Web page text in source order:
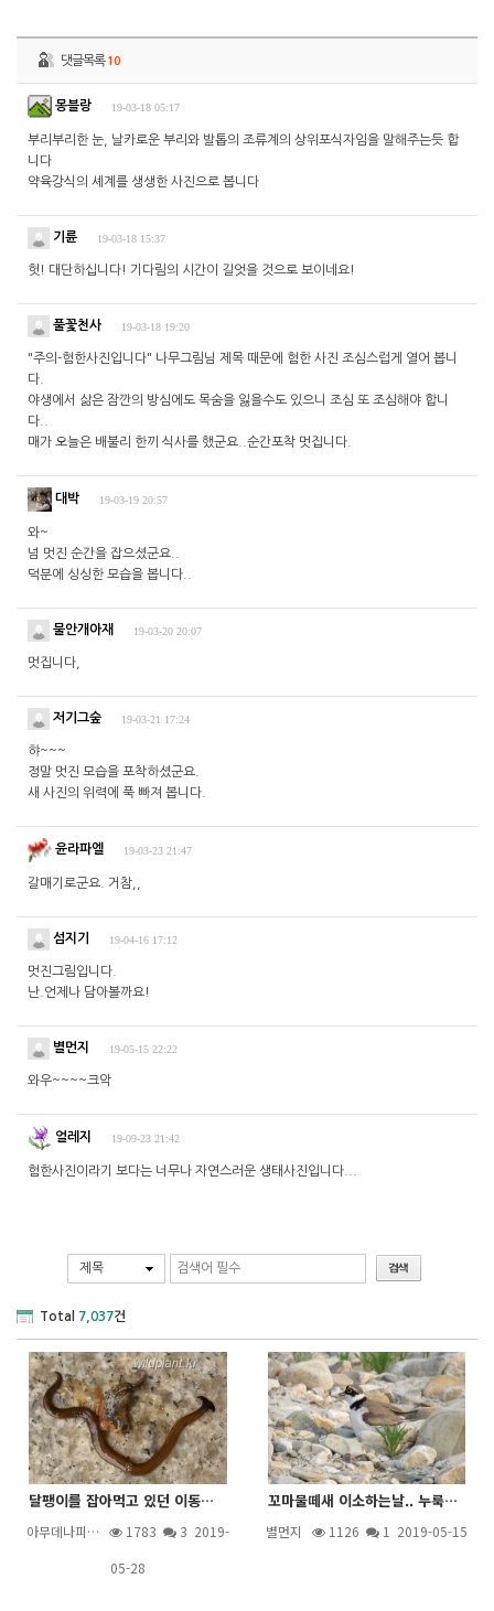
댓글목록10
몽블랑 19-03-18 05:17
부리부리한 눈, 날카로운 부리와 발톱의 조류계의 상위포식자임을 말해주는듯 합
니다
약육강식의 셰계를 생생한 사진으로 봅니다
기륜 19-03-18 15:37
헛! 대단하십니다! 기다림의 시간이 길엇을 것으로 보이네요!
풀꽃천사 19-03-18 19:20
"주의-험한사진입니다" 나무그림님 제목 때문에 험한 사진 조심스럽게 열어 봅니
다.
야생에서 삶은 잠깐의 방심에도 목숨을 잃을수도 있으니 조심 또 조심해야 합니
다..
매가 오늘은 배불리 한끼 식사를 했군요..순간포착 멋집니다.
대박 19-03-19 20:57
와~
넘 멋진 순간을 잡으셨군요..
덕분에 싱싱한 모습을 봅니다..
물안개아재 19-03-20 20:07
멋집니다,
저기그숲 19-03-21 17:24
햐~~~
정말 멋진 모습을 포착하셨군요.
새 사진의 위력에 푹 빠져 봅니다.
윤라파엘 19-03-23 21:47
갈매기로군요. 거참,,
섬지기 19-04-16 17:12
멋진그림입니다.
난.언제나 담아볼까요!
별먼지 19-05-15 22:22
와우~~~~크악
얼레지 19-09-23 21:42
험한사진이라기 보다는 너무나 자연스러운 생태사진입니다...
제목
Total 7,037건
달팽이를 잡아먹고 있던 이동물은 무었인가요.
아무데나피… 1783 3 2019-
05-28
꼬마물떼새 이소하는날.. 누룩뱀이 다가오고~~
별먼지 1126 1 2019-05-15